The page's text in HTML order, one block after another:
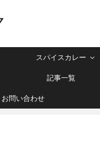
スパイスカレー
記事一覧
お問い合わせ